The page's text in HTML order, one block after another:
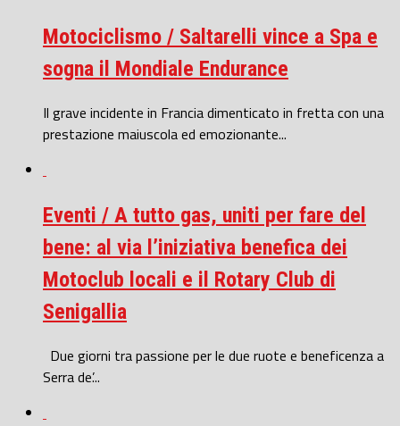
Motociclismo / Saltarelli vince a Spa e
sogna il Mondiale Endurance
Il grave incidente in Francia dimenticato in fretta con una
prestazione maiuscola ed emozionante...
Eventi / A tutto gas, uniti per fare del
bene: al via l’iniziativa benefica dei
Motoclub locali e il Rotary Club di
Senigallia
Due giorni tra passione per le due ruote e beneficenza a
Serra de’...